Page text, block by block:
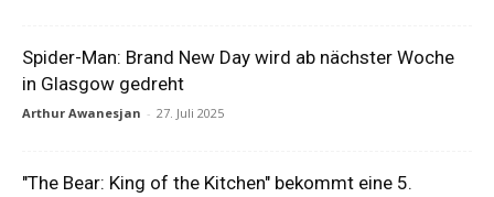
Spider-Man: Brand New Day wird ab nächster Woche
in Glasgow gedreht
Arthur Awanesjan - 27. Juli 2025
"The Bear: King of the Kitchen" bekommt eine 5.